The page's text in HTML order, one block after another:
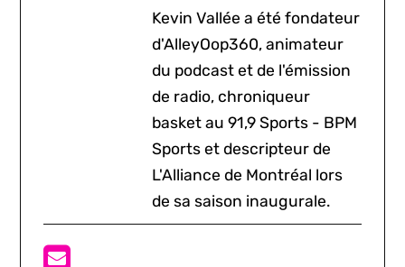
Kevin Vallée a été fondateur
d'AlleyOop360, animateur
du podcast et de l'émission
de radio, chroniqueur
basket au 91,9 Sports - BPM
Sports et descripteur de
L'Alliance de Montréal lors
de sa saison inaugurale.